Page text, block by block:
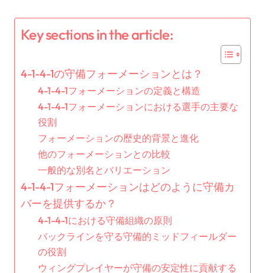
Key sections in the article:
4-1-4-1の守備フォーメーションとは？
4-1-4-1フォーメーションの定義と構造
4-1-4-1フォーメーションにおける選手の主要な
役割
フォーメーションの歴史的背景と進化
他のフォーメーションとの比較
一般的な別名とバリエーション
4-1-4-1フォーメーションはどのように守備カ
バーを提供するか？
4-1-4-1における守備組織の原則
バックラインを守る守備的ミッドフィールダー
の役割
ウィングプレイヤーが守備の安定性に貢献する